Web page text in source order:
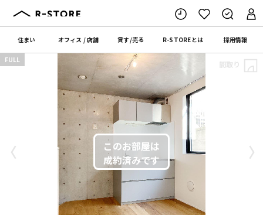
住まい オフィス /店舗 貸す/売る R-STOREとは 採用情報
〈 〉
FULL 間取り